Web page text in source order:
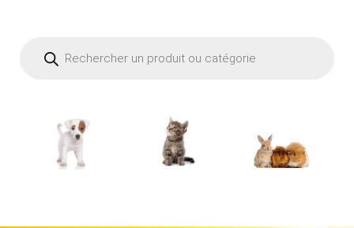
produits